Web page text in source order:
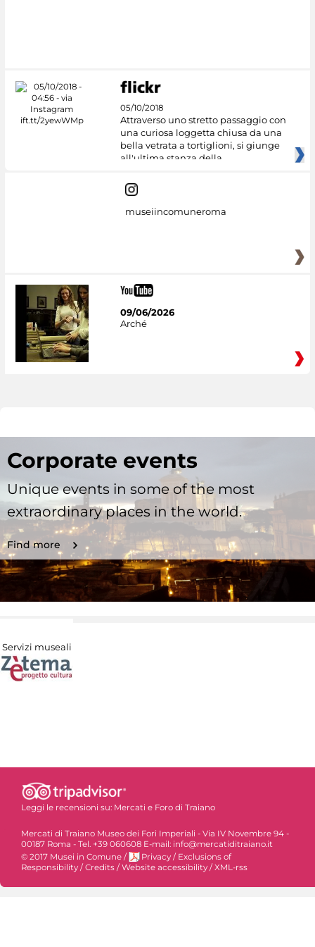
05/10/2018
Attraverso uno stretto passaggio con
una curiosa loggetta chiusa da una
bella vetrata a tortiglioni, si giunge
all'ultima stanza della
museiincomuneroma
09/06/2026
Arché
Corporate events
Unique events in some of the most
extraordinary places in the world.
Find more
Servizi museali
Leggi le recensioni su: Mercati e Foro di Traiano
Mercati di Traiano Museo dei Fori Imperiali - Via IV Novembre 94 -
00187 Roma - Tel. +39 060608 E-mail: info@mercatiditraiano.it
© 2017 Musei in Comune / Privacy / Exclusions of
Responsibility /Credits /Website accessibility /XML-rss